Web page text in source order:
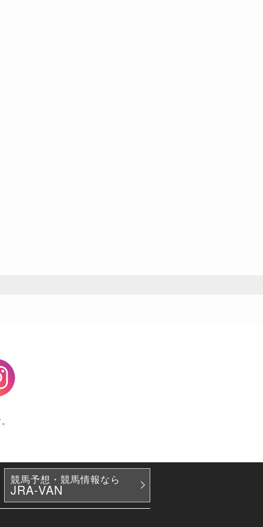
競馬予想・競馬情報なら
JRA-VAN